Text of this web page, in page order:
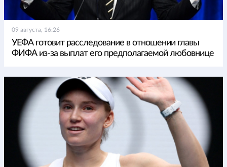
09 августа, 16:26
УЕФА готовит расследование в отношении главы
ФИФА из-за выплат его предполагаемой любовнице